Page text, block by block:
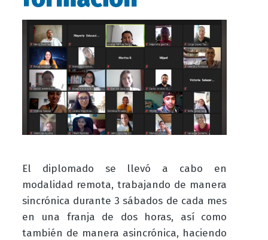
El diplomado se llevó a cabo en
modalidad remota, trabajando de manera
sincrónica durante 3 sábados de cada mes
en una franja de dos horas, así como
también de manera asincrónica, haciendo